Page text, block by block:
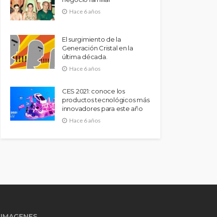
Hace 6 años
El surgimiento de la
Generación Cristal en la
última década.
Hace 6 años
CES 2021: conoce los
productos tecnológicos más
innovadores para este año
Hace 6 años